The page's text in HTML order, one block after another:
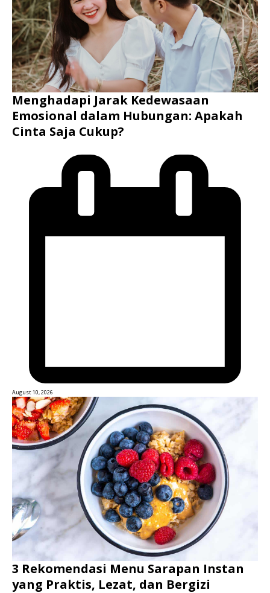
Menghadapi Jarak Kedewasaan
Emosional dalam Hubungan: Apakah
Cinta Saja Cukup?
August 10, 2026
3 Rekomendasi Menu Sarapan Instan
yang Praktis, Lezat, dan Bergizi